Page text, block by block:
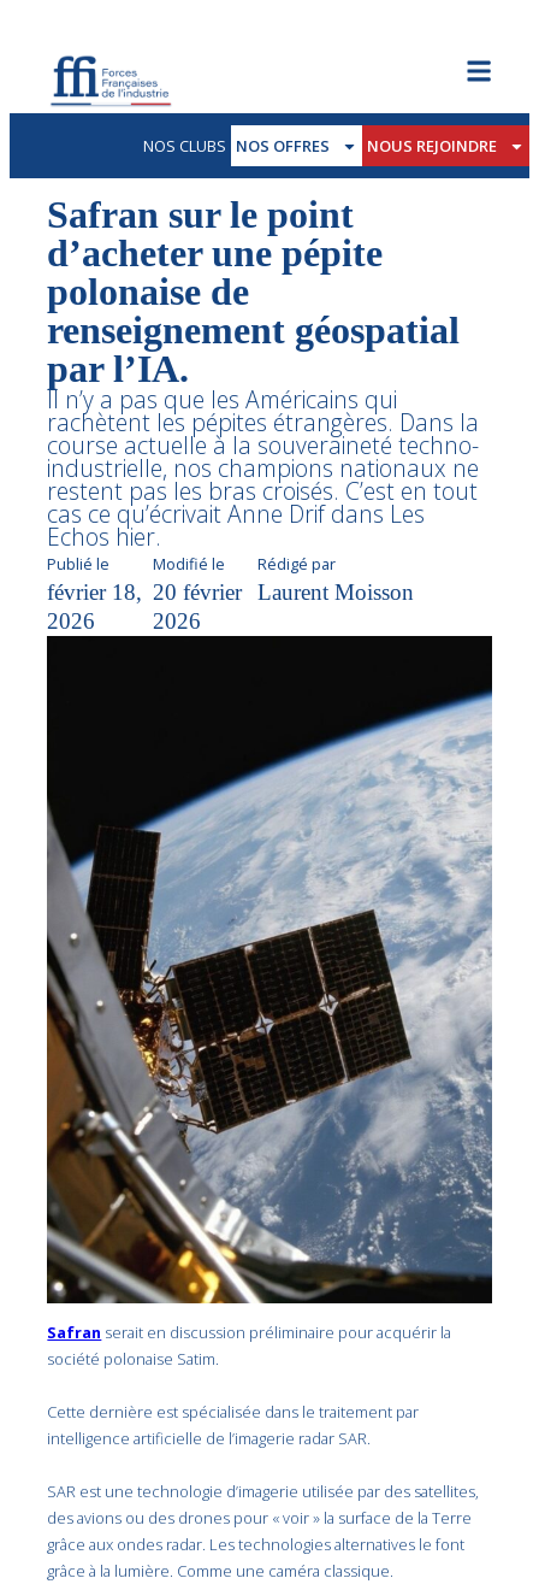
NOS CLUBS NOS OFFRES NOUS REJOINDRE
Safran sur le point
d’acheter une pépite
polonaise de
renseignement géospatial
par l’IA.
Il n’y a pas que les Américains qui
rachètent les pépites étrangères. Dans la
course actuelle à la souveraineté techno-
industrielle, nos champions nationaux ne
restent pas les bras croisés. C’est en tout
cas ce qu’écrivait Anne Drif dans Les
Echos hier.
Publié le
février 18,
2026
Modifié le
20 février
2026
Rédigé par
Laurent Moisson
Safran serait en discussion préliminaire pour acquérir la
société polonaise Satim.
Cette dernière est spécialisée dans le traitement par
intelligence artificielle de l’imagerie radar SAR.
SAR est une technologie d’imagerie utilisée par des satellites,
des avions ou des drones pour « voir » la surface de la Terre
grâce aux ondes radar. Les technologies alternatives le font
grâce à la lumière. Comme une caméra classique.